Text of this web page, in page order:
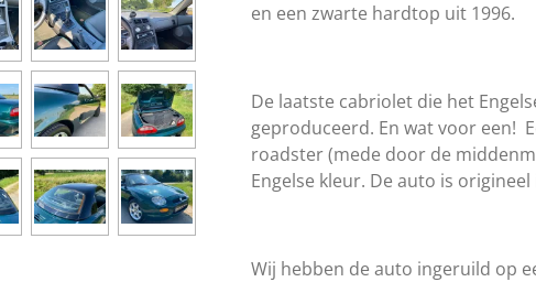
en een zwarte hardtop uit 1996.
De laatste cabriolet die het
geproduceerd. En wat voor een!
roadster (mede door de
Engelse kleur. De auto is
Wij hebben de auto ingeruild op